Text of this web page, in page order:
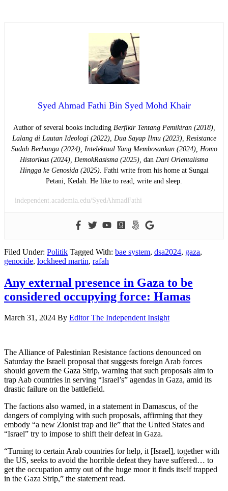
Syed Ahmad Fathi Bin Syed Mohd Khair
Author of several books including Berfikir Tentang Pemikiran (2018),
Lalang di Lautan Ideologi (2022), Dua Sayap Ilmu (2023), Resistance
Sudah Berbunga (2024), Intelektual Yang Membosankan (2024), Homo
Historikus (2024), DemokRasisma (2025), dan Dari Orientalisma
Hingga ke Genosida (2025). Fathi write from his home at Sungai
Petani, Kedah. He like to read, write and sleep.
independent.academia.edu/SyedAhmadFathi
Filed Under: Politik Tagged With: bae system, dsa2024, gaza,
genocide, lockheed martin, rafah
Any external presence in Gaza to be
considered occupying force: Hamas
March 31, 2024 By Editor The Independent Insight
The Alliance of Palestinian Resistance factions denounced on
Saturday the Israeli proposal that suggests foreign Arab forces
should govern the Gaza Strip, warning that such proposals aim to
trap Aab countries in serving “Israel’s” agendas in Gaza, amid its
drastic failure on the battlefield.
The factions also warned, in a statement in Damascus, of the
dangers of complying with such proposals, affirming that they
embody “a new Zionist trap and lie” that the United States and
“Israel” try to impose to shift their defeat in Gaza.
“Turning to certain Arab countries for help, it [Israel], together with
the US, seeks to avoid the horrible defeat they have suffered… to
get the occupation army out of the huge moor it finds itself trapped
in the Gaza Strip,” the statement read.